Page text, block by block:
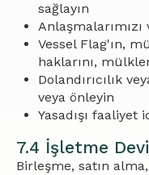
sağlayın
Anlaşmalarımızı
Vessel Flag'ın,
haklarını,
Dolandırıcılık
veya önleyin
Yasadışı faaliyet
7.4 İşletme
Birleşme, satın